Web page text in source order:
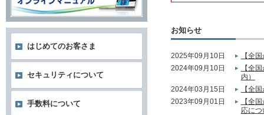
お知らせ
2025年09月10日
【全
2024年09月10日
【全
内）
2024年03月15日
【全
2023年09月01日
【全
応に
はじめてのお客さま
セキュリティについて
手数料について